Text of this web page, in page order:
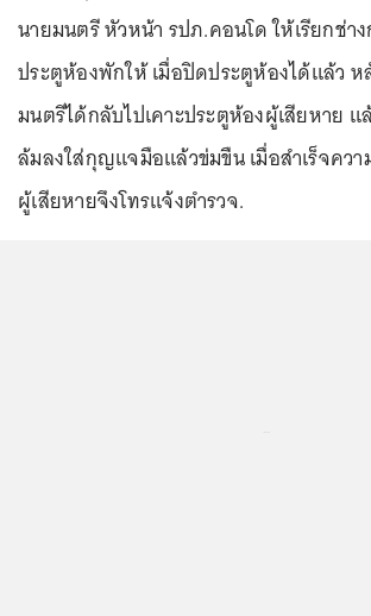
นายมนตรี หัวหน้า รปภ.คอนโด ให้เรียกช่า
ประตูห้องพักให้ เมื่อปิดประตูห้องได้แล้ว ห
มนตรีได้กลับไปเคาะประตูห้องผู้เสียหาย
ล้มลงใส่กุญแจมือแล้วข่มขืน เมื่อสำเร็จคว
ผู้เสียหายจึงโทรแจ้งตำรวจ.